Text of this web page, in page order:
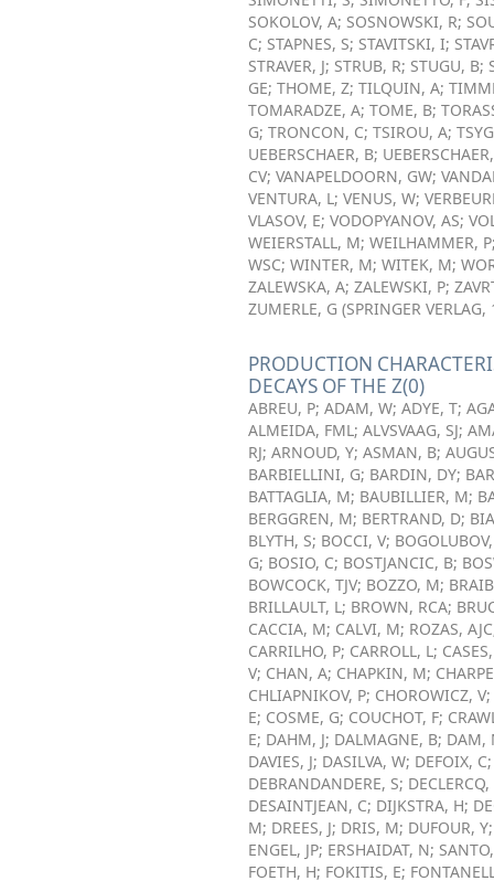
SOKOLOV, A; SOSNOWSKI, R;
C; STAPNES, S; STAVITSKI, I;
STRAVER, J; STRUB, R; STUGU, B;
GE; THOME, Z; TILQUIN, A;
TOMARADZE, A; TOME, B;
G; TRONCON, C; TSIROU, A;
UEBERSCHAER, B;
CV; VANAPELDOORN, GW;
VENTURA, L; VENUS, W;
VLASOV, E; VODOPYANOV, AS;
WEIERSTALL, M; WEILHAMMER, P
WSC; WINTER, M; WITEK, M;
ZALEWSKA, A; ZALEWSKI, P;
ZUMERLE, G (SPRINGER VERLAG,
PRODUCTION
DECAYS OF THE Z(0)
ABREU, P; ADAM, W; ADYE, T;
ALMEIDA, FML; ALVSVAAG, SJ;
RJ; ARNOUD, Y; ASMAN, B;
BARBIELLINI, G; BARDIN, DY;
BATTAGLIA, M; BAUBILLIER, M;
BERGGREN, M; BERTRAND, D;
BLYTH, S; BOCCI, V;
G; BOSIO, C; BOSTJANCIC, B;
BOWCOCK, TJV; BOZZO, M;
BRILLAULT, L; BROWN, RCA;
CACCIA, M; CALVI, M; ROZAS, AJC
CARRILHO, P; CARROLL, L;
V; CHAN, A; CHAPKIN, M;
CHLIAPNIKOV, P; CHOROWICZ, V;
E; COSME, G; COUCHOT, F;
E; DAHM, J; DALMAGNE, B; DAM,
DAVIES, J; DASILVA, W; DEFOIX, C
DEBRANDANDERE, S; DECLERCQ,
DESAINTJEAN, C; DIJKSTRA, H;
M; DREES, J; DRIS, M; DUFOUR, Y
ENGEL, JP; ERSHAIDAT, N;
FOETH, H; FOKITIS, E;